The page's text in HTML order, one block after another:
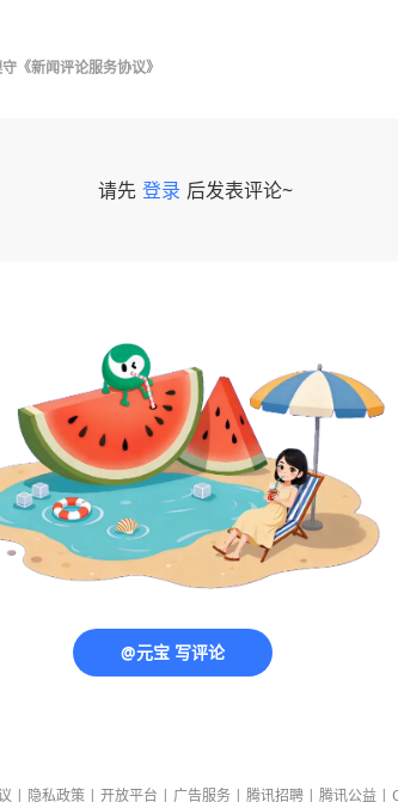
《新闻评论服务协议》
请先 登录 后发表评论~
@元宝 写评论
| 隐私政策 | 开放平台 | 广告服务 | 腾讯招聘 | 腾讯公益 |